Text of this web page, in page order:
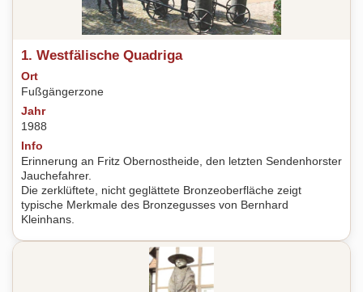
1. Westfälische Quadriga
Ort
Fußgängerzone
Jahr
1988
Info
Erinnerung an Fritz Obernostheide, den letzten Sendenhorster
Jauchefahrer.
Die zerklüftete, nicht geglättete Bronzeoberfläche zeigt
typische Merkmale des Bronzegusses von Bernhard
Kleinhans.